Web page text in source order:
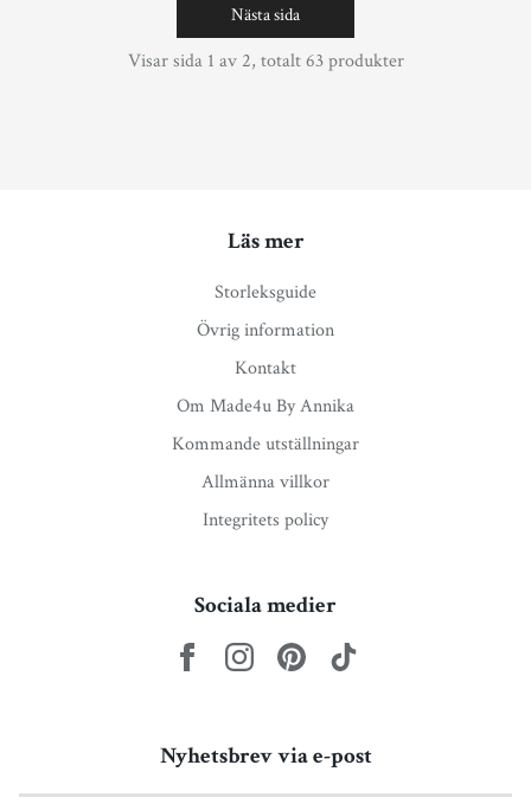
Nästa sida
Visar sida 1 av 2, totalt 63 produkter
Läs mer
Storleksguide
Övrig information
Kontakt
Om Made4u By Annika
Kommande utställningar
Allmänna villkor
Integritets policy
Sociala medier
Nyhetsbrev via e-post